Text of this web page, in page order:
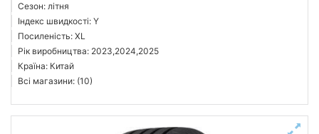
Сезон: літня
Індекс швидкості: Y
Посиленість: XL
Рік виробництва: 2023,2024,2025
Країна: Китай
Всі магазини: (10)